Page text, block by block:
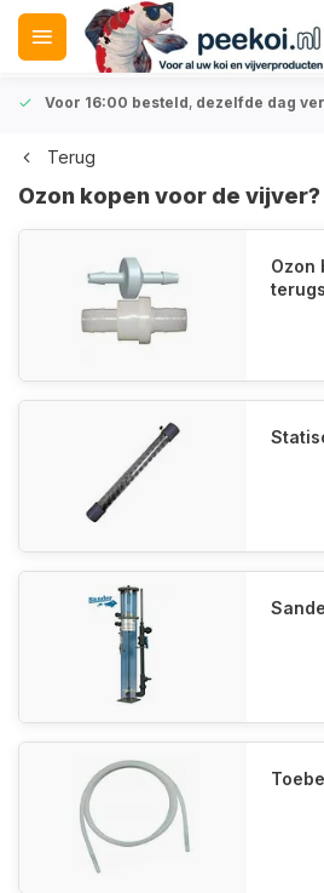
Voor 16:00 besteld, dezelfde dag
Terug
Ozon kopen voor de vijver?
Ozon